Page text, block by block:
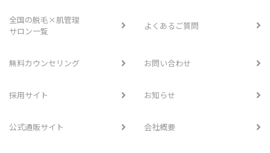
全国の脱毛×肌管理
サロン一覧
よくあるご質問
無料カウンセリング お問い合わせ
採用サイト お知らせ
公式通販サイト 会社概要